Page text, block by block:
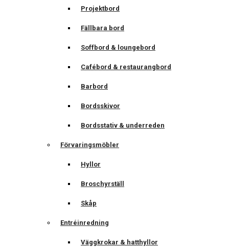
Projektbord
Fällbara bord
Soffbord & loungebord
Cafébord & restaurangbord
Barbord
Bordsskivor
Bordsstativ & underreden
Förvaringsmöbler
Hyllor
Broschyrställ
Skåp
Entréinredning
Väggkrokar & hatthyllor